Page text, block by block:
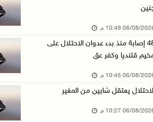
الاحتلال يخطر بإزالة أشجار زيتون والاستيلاء ع ...
رابطة العالم الإسلامي تدين تواصل انتهاكات الا ...
الاحتلال يدمّر بيت الزوجية قبل ساعات من الزفا ...
08/2026 10:49 م
48 إصابة منذ بدء عدوان الاحتلال على
قلنديا وكفر عق
08/2026 10:45 م
يعتقل شابين من المغير
08/2026 10:27 م